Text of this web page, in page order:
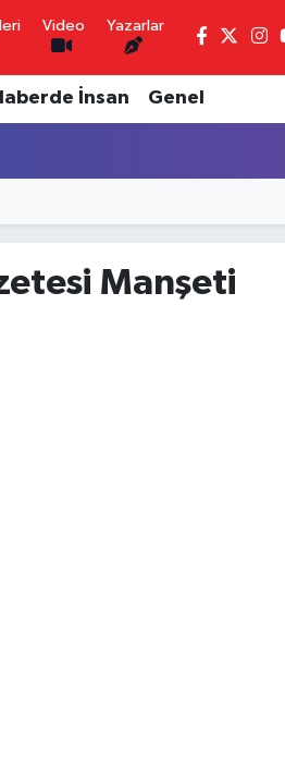
Video Yazarlar
İnsan Genel
Manşeti